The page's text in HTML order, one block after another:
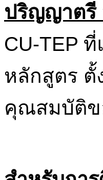
ปริญญาตรี
CU-TEP
หลักสูตร ตั้
คุณสมบัติข